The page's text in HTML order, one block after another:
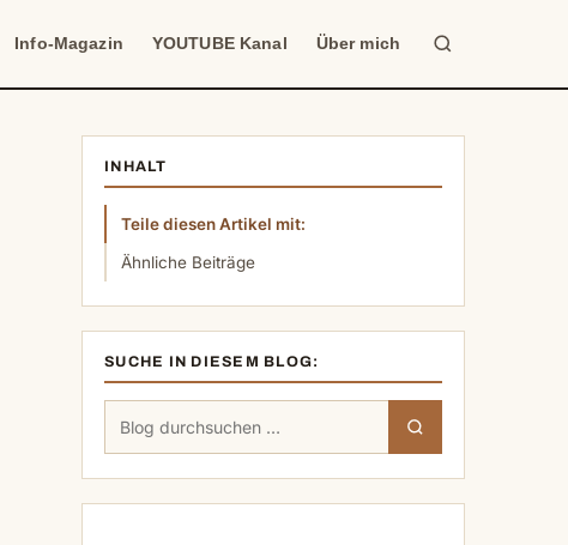
Info-Magazin YOUTUBE Kanal Über mich
Suche
INHALT
Teile diesen Artikel mit:
Ähnliche Beiträge
SUCHE IN DIESEM BLOG:
Suchen